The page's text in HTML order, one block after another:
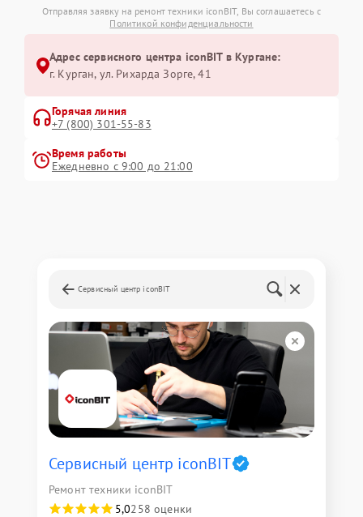
Отправляя заявку на ремонт техники iconBIT, Вы соглашаетесь с
Политикой конфиденциальности
Адрес сервисного центра iconBIT в Кургане:
г. Курган, ул. Рихарда Зорге, 41
Горячая линия
+7 (800) 301-55-83
Время работы
Ежедневно с 9:00 до 21:00
Сервисный центр iconBIT
Сервисный центр iconBIT
Ремонт техники iconBIT
5,0258 оценки